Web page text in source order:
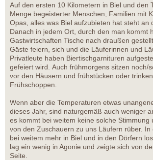
Auf den ersten 10 Kilometern in Biel und den
Menge begeisterter Menschen, Familien mit
Opas, alles was Biel aufzubieten hat steht an
Danach in jedem Ort, durch den man kommt
Gastwirtschaften Tische nach draußen
Gäste feiern, sich und die Läuferinnen und
Privatleute haben Biertischgarnituren
gefeiert wird. Auch frühmorgens sitzen noch/
vor den Häusern und frühstücken oder
Frühschoppen.
Wenn aber die Temperaturen etwas
dieses Jahr, sind naturgemäß auch weniger
es kommt bei weitem keine solche Stimmung
von den Zuschauern zu uns Läufern rüber. In
bei weitem mehr in Biel und in den Dörfern
lag ein wenig in Agonie und zeigte sich von
Seite.